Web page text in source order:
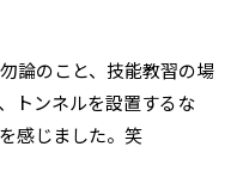
論のこと、技能教習の場
トンネルを設置するな
感じました。笑